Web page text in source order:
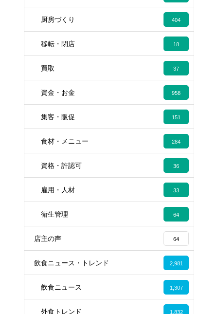
厨房づくり 404
移転・閉店 18
買取 37
資金・お金 958
集客・販促 151
食材・メニュー 284
資格・許認可 36
雇用・人材 33
衛生管理 64
店主の声 64
飲食ニュース・トレンド 2,981
飲食ニュース 1,307
外食トレンド 1,832